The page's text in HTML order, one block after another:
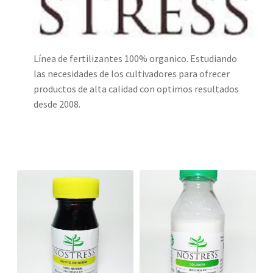
Línea de fertilizantes 100% organico. Estudiando
las necesidades de los cultivadores para ofrecer
productos de alta calidad con optimos resultados
desde 2008.